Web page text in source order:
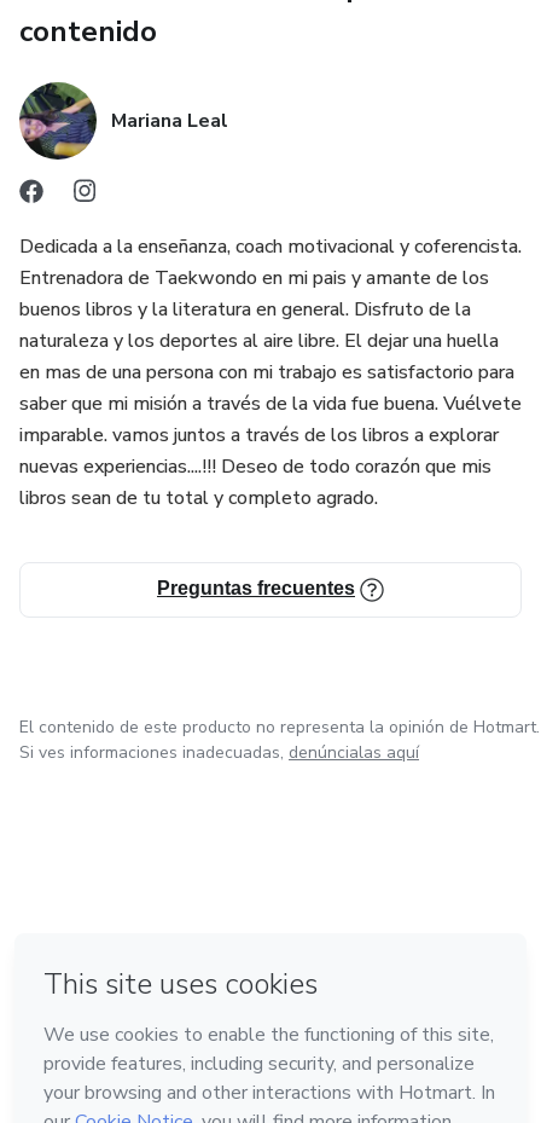
contenido
Mariana Leal
Dedicada a la enseñanza, coach motivacional y coferencista.
Entrenadora de Taekwondo en mi pais y amante de los
buenos libros y la literatura en general. Disfruto de la
naturaleza y los deportes al aire libre. El dejar una huella
en mas de una persona con mi trabajo es satisfactorio para
saber que mi misión a través de la vida fue buena. Vuélvete
imparable. vamos juntos a través de los libros a explorar
nuevas experiencias....!!! Deseo de todo corazón que mis
libros sean de tu total y completo agrado.
Preguntas frecuentes
El contenido de este producto no representa la opinión de Hotmart.
Si ves informaciones inadecuadas, denúncialas aquí
Hecho con❤ en Belo Horizonte
Conoce Hotmart